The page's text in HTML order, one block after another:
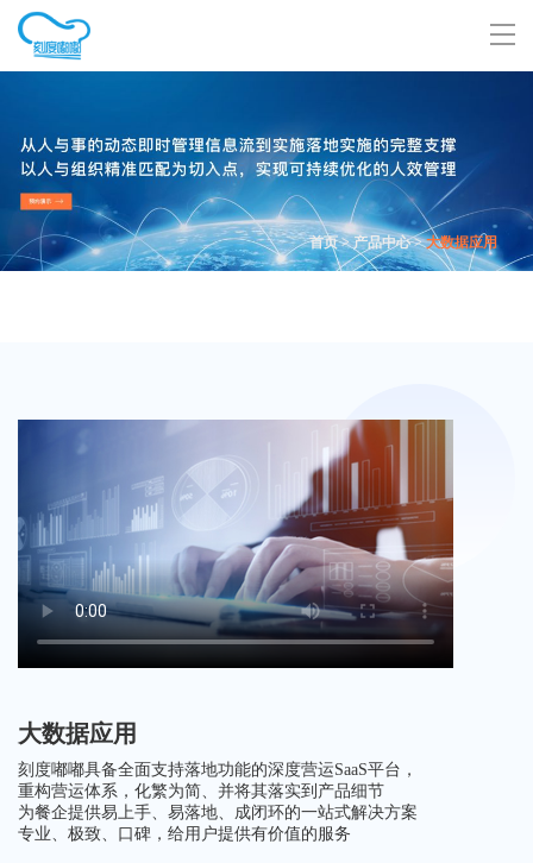
首页>产品中心>大数据应用
大数据应用
刻度嘟嘟具备全面支持落地功能的深度营运SaaS平台，
重构营运体系，化繁为简、并将其落实到产品细节
为餐企提供易上手、易落地、成闭环的一站式解决方案
专业、极致、口碑，给用户提供有价值的服务